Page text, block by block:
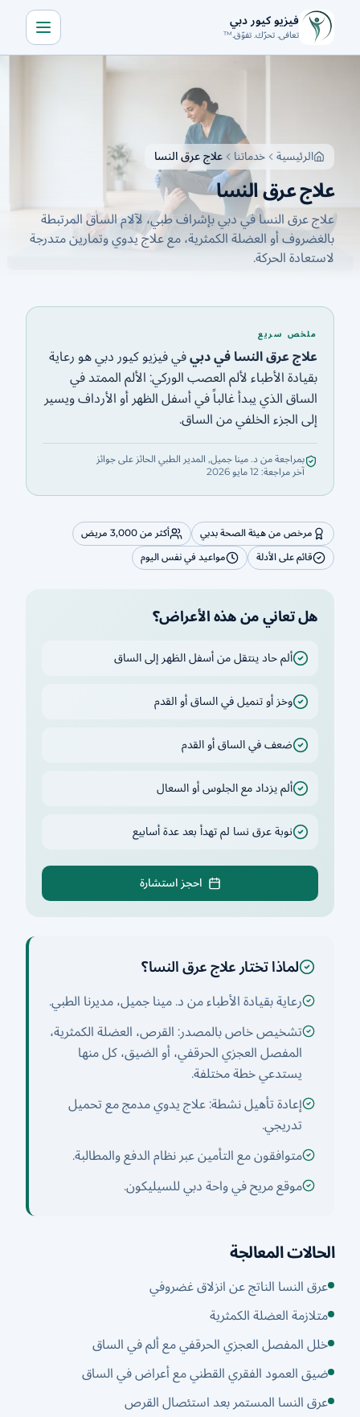
فيزيو كيور دبي
تعافى. تحرّك. تفوّق.™
من نحن
المدونة
تواصل معنا
حمّل التطبيق
🇦🇪
اتصل الآن احصل على الاتجاهات
الرئيسية خدماتنا علاج عرق النسا
علاج عرق النسا
علاج عرق النسا في دبي بإشراف طبي، لآلام الساق المرتبطة
بالغضروف أو العضلة الكمثرية، مع علاج يدوي وتمارين متدرجة
لاستعادة الحركة.
ملخص سريع
علاج عرق النسا في دبيفي فيزيو كيور دبي هو رعاية
بقيادة الأطباء لألم العصب الوركي: الألم الممتد في
الساق الذي يبدأ غالباً في أسفل الظهر أو الأرداف ويسير
إلى الجزء الخلفي من الساق.
بمراجعة من د. مينا جميل, المدير الطبي الحائز على جوائز
آخر مراجعة: 12 مايو 2026
مرخص من هيئة الصحة بدبي
أكثر من 3,000 مريض
قائم على الأدلة
مواعيد في نفس اليوم
هل تعاني من هذه الأعراض؟
ألم حاد ينتقل من أسفل الظهر إلى الساق
وخز أو تنميل في الساق أو القدم
ضعف في الساق أو القدم
ألم يزداد مع الجلوس أو السعال
نوبة عرق نسا لم تهدأ بعد عدة أسابيع
احجز استشارة
لماذا تختار علاج عرق النسا؟
رعاية بقيادة الأطباء من د. مينا جميل، مديرنا الطبي.
تشخيص خاص بالمصدر: القرص، العضلة الكمثرية،
المفصل العجزي الحرقفي، أو الضيق، كل منها
يستدعي خطة مختلفة.
إعادة تأهيل نشطة: علاج يدوي مدمج مع تحميل
تدريجي.
متوافقون مع التأمين عبر نظام الدفع والمطالبة.
موقع مريح في واحة دبي للسيليكون.
الحالات المعالجة
عرق النسا الناتج عن انزلاق غضروفي
متلازمة العضلة الكمثرية
خلل المفصل العجزي الحرقفي مع ألم في الساق
ضيق العمود الفقري القطني مع أعراض في الساق
عرق النسا المستمر بعد استئصال القرص